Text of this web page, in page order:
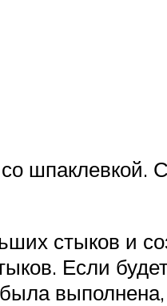
шпаклевкой.
стыков и
Если